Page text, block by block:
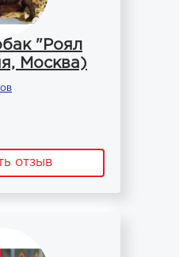
"Роял
Москва)
отзыв